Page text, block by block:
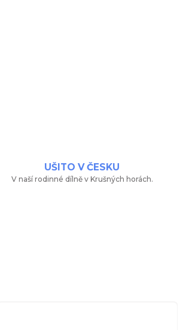
UŠITO V ČESKU
V naší rodinné dílně v Krušných horách.